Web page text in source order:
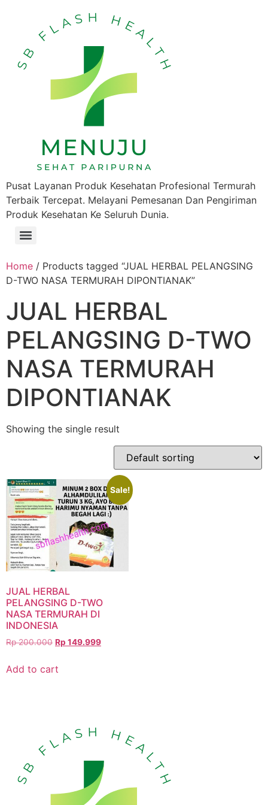
Pusat Layanan Produk Kesehatan Profesional Termurah
Terbaik Tercepat. Melayani Pemesanan Dan Pengiriman
Produk Kesehatan Ke Seluruh Dunia.
Home / Products tagged “JUAL HERBAL PELANGSING
D-TWO NASA TERMURAH DIPONTIANAK”
JUAL HERBAL
PELANGSING D-TWO
NASA TERMURAH
DIPONTIANAK
Showing the single result
Sale!
JUAL HERBAL
PELANGSING D-TWO
NASA TERMURAH DI
INDONESIA
Rp200.000 Rp 149.999
Add to cart